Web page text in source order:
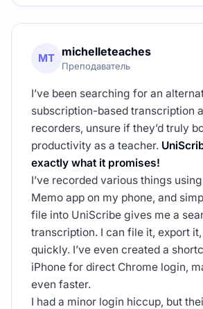
MT michelleteaches
Преподаватель
I’ve been searching for an
subscription-based transcription
recorders, unsure if they’d truly
productivity as a teacher.
exactly what it promises!
I’ve recorded various things
Memo app on my phone, and
file into UniScribe gives me a
transcription. I can file it, export
quickly. I’ve even created a
iPhone for direct Chrome login,
even faster.
I had a minor login hiccup, but